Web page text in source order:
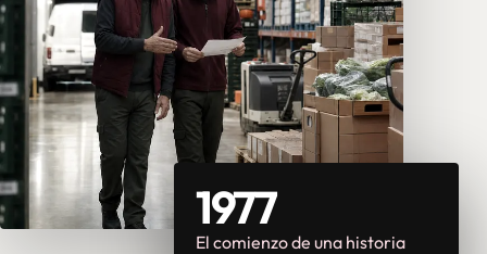
1977
El comienzo de una historia